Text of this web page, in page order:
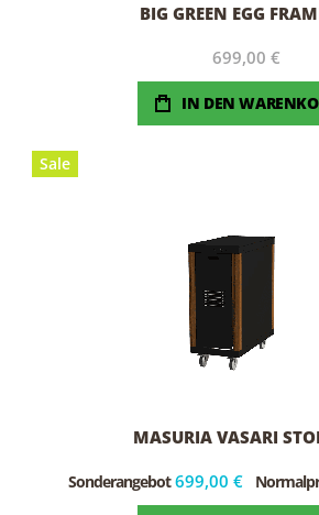
BIG GREEN EGG
699,00 €
IN DEN
Sale
MASURIA VASARI
Sonderangebot 699,00 €